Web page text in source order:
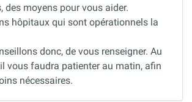
des moyens pour vous aider.
hôpitaux qui sont opérationnels la
donc, de vous renseigner. Au
vous faudra patienter au matin, afin
nécessaires.